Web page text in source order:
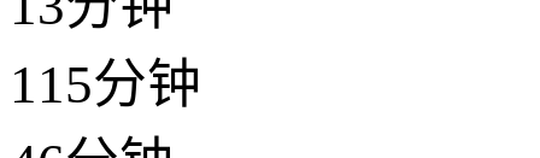
115分钟